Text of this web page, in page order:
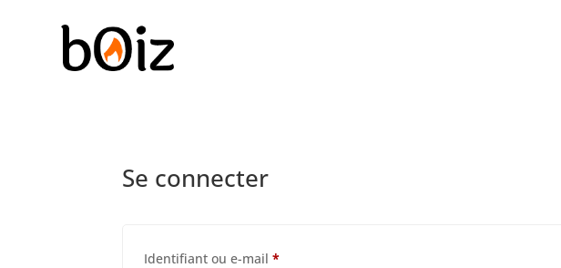
Se connecter
Identifiant ou e-mail*Obligatoire